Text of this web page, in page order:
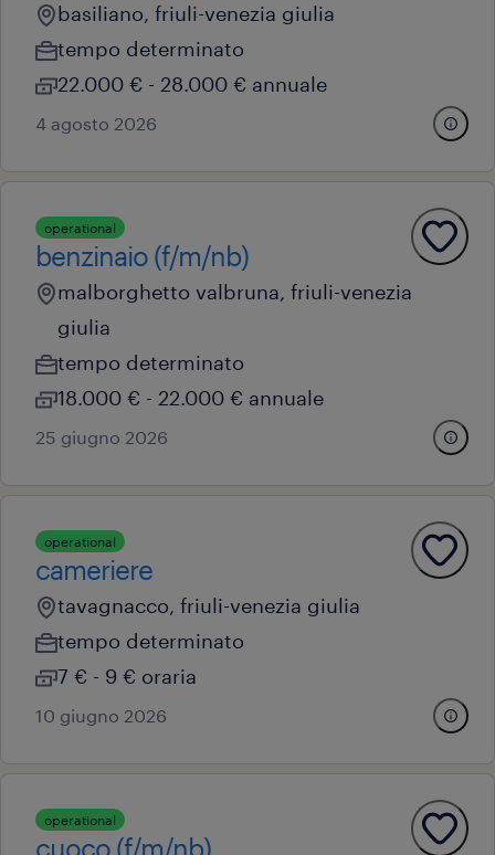
basiliano, friuli-venezia giulia
tempo determinato
22.000 € - 28.000 € annuale
4 agosto 2026
operational
benzinaio (f/m/nb)
malborghetto valbruna, friuli-venezia
giulia
tempo determinato
18.000 € - 22.000 € annuale
25 giugno 2026
operational
cameriere
tavagnacco, friuli-venezia giulia
tempo determinato
7 € - 9 € oraria
10 giugno 2026
operational
cuoco (f/m/nb)